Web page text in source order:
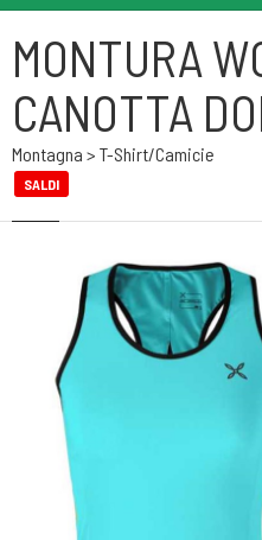
MONTURA
CANOTTA
Montagna > T-Shirt/camicie
SALDI